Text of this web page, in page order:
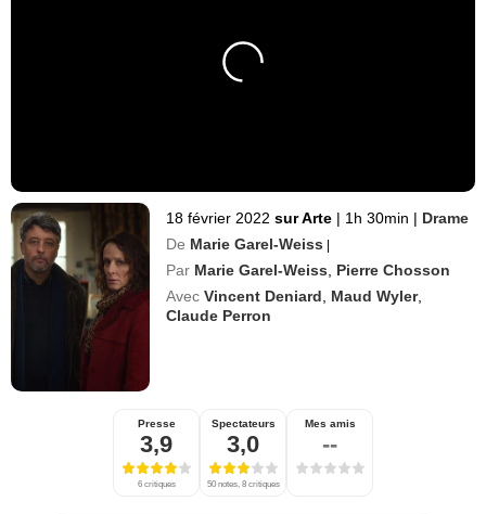
18 février 2022 sur Arte | 1h 30min | Drame
De Marie Garel-Weiss |
Par Marie Garel-Weiss
Pierre Chosson
Avec Vincent Deniard Maud Wyler,
Claude Perron
Presse
3,9
6 critiques
Spectateurs
3,0
50 notes, 8 critiques
Mes amis
--